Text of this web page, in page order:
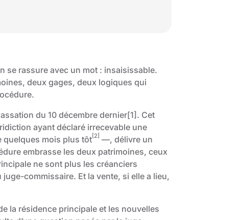
se rassure avec un mot : insaisissable.
deux gages, deux logiques qui
du 10 décembre dernier[1]. Cet
ayant déclaré irrecevable une
quelques mois plus tôt[2] —, délivre un
embrasse les deux patrimoines, ceux
ne sont plus les créanciers
commissaire. Et la vente, si elle a lieu,
la résidence principale et les nouvelles